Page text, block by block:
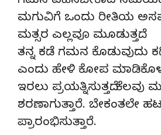
ಮಗುವಿಗೆ ಒಂದು ರೀತಿಯ
ಮತ್ಸರ ಎಲ್ಲವೂ ಮೂಡುತ್ತದೆ.
ತನ್ನ ಕಡೆ ಗಮನ ಕೊಡುವುದು
ಎಂದು ಹೇಳಿ ಕೋಪ
ಇರಲು ಪ್ರಯತ್ನಿಸುತ್ತದೆ. ಕೆಲವು
ಶರಣಾಗುತ್ತಾರೆ. ಬೇಕಂತಲೇ
ಪ್ರಾರಂಭಿಸುತ್ತಾರೆ.